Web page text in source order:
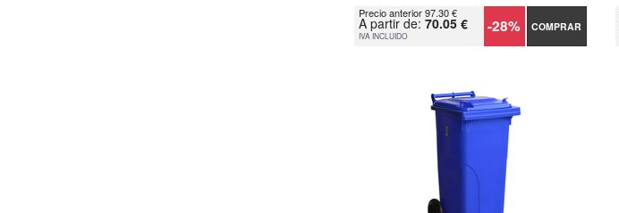
Precio anterior 97.30 €
A partir de: 70.05 €
IVA INCLUIDO -28% COMPRAR